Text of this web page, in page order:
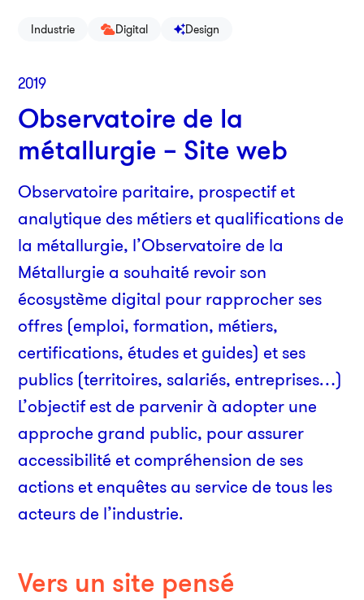
Industrie Digital Design
2019
Observatoire de la
métallurgie – Site web
Observatoire paritaire, prospectif et
analytique des métiers et qualifications de
la métallurgie, l’Observatoire de la
Métallurgie a souhaité revoir son
écosystème digital pour rapprocher ses
offres (emploi, formation, métiers,
certifications, études et guides) et ses
publics (territoires, salariés, entreprises…)
L’objectif est de parvenir à adopter une
approche grand public, pour assurer
accessibilité et compréhension de ses
actions et enquêtes au service de tous les
acteurs de l’industrie.
Vers un site pensé